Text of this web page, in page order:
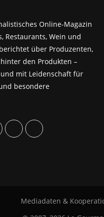
Online-Magazin
Restaurants, Wein und
über Produzenten,
den Produkten –
mit Leidenschaft für
besondere
Mediadaten &